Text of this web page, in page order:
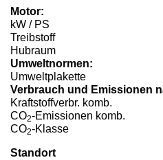
Motor:
kW / PS
Treibstoff
Hubraum
Umweltnormen:
Umweltplakette
Verbrauch und Emissionen
Kraftstoffverbr. komb.
CO2-Emissionen komb.
CO2-Klasse
Standort